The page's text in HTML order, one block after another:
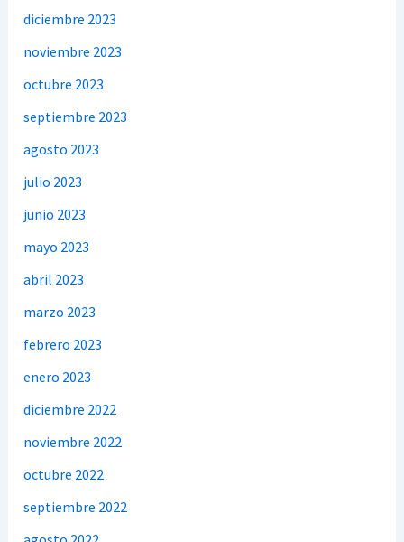
diciembre 2023
noviembre 2023
octubre 2023
septiembre 2023
agosto 2023
julio 2023
junio 2023
mayo 2023
abril 2023
marzo 2023
febrero 2023
enero 2023
diciembre 2022
noviembre 2022
octubre 2022
septiembre 2022